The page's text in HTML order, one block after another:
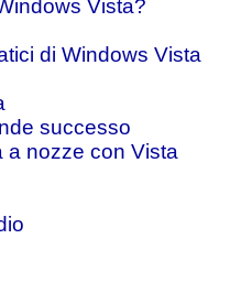
Vista?
di Windows Vista
successo
a nozze con Vista